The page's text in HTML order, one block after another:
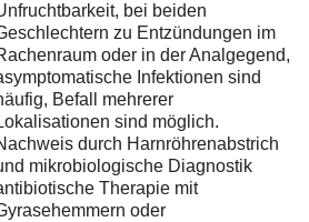
bei beiden
zu Entzündungen im
oder in der Analgegend,
Infektionen sind
Befall mehrerer
sind möglich.
durch Harnröhrenabstrich
mikrobiologische Diagnostik
Therapie mit
oder